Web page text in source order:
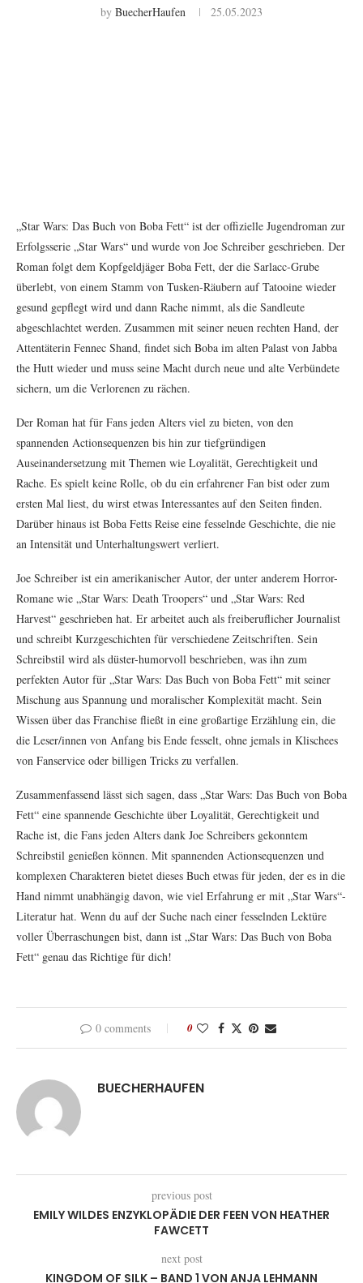
by BuecherHaufen 25.05.2023
„Star Wars: Das Buch von Boba Fett“ ist der offizielle Jugendroman zur
Erfolgsserie „Star Wars“ und wurde von Joe Schreiber geschrieben. Der
Roman folgt dem Kopfgeldjäger Boba Fett, der die Sarlacc-Grube
überlebt, von einem Stamm von Tusken-Räubern auf Tatooine wieder
gesund gepflegt wird und dann Rache nimmt, als die Sandleute
abgeschlachtet werden. Zusammen mit seiner neuen rechten Hand, der
Attentäterin Fennec Shand, findet sich Boba im alten Palast von Jabba
the Hutt wieder und muss seine Macht durch neue und alte Verbündete
sichern, um die Verlorenen zu rächen.
Der Roman hat für Fans jeden Alters viel zu bieten, von den
spannenden Actionsequenzen bis hin zur tiefgründigen
Auseinandersetzung mit Themen wie Loyalität, Gerechtigkeit und
Rache. Es spielt keine Rolle, ob du ein erfahrener Fan bist oder zum
ersten Mal liest, du wirst etwas Interessantes auf den Seiten finden.
Darüber hinaus ist Boba Fetts Reise eine fesselnde Geschichte, die nie
an Intensität und Unterhaltungswert verliert.
Joe Schreiber ist ein amerikanischer Autor, der unter anderem Horror-
Romane wie „Star Wars: Death Troopers“ und „Star Wars: Red
Harvest“ geschrieben hat. Er arbeitet auch als freiberuflicher Journalist
und schreibt Kurzgeschichten für verschiedene Zeitschriften. Sein
Schreibstil wird als düster-humorvoll beschrieben, was ihn zum
perfekten Autor für „Star Wars: Das Buch von Boba Fett“ mit seiner
Mischung aus Spannung und moralischer Komplexität macht. Sein
Wissen über das Franchise fließt in eine großartige Erzählung ein, die
die Leser/innen von Anfang bis Ende fesselt, ohne jemals in Klischees
von Fanservice oder billigen Tricks zu verfallen.
Zusammenfassend lässt sich sagen, dass „Star Wars: Das Buch von Boba
Fett“ eine spannende Geschichte über Loyalität, Gerechtigkeit und
Rache ist, die Fans jeden Alters dank Joe Schreibers gekonntem
Schreibstil genießen können. Mit spannenden Actionsequenzen und
komplexen Charakteren bietet dieses Buch etwas für jeden, der es in die
Hand nimmt unabhängig davon, wie viel Erfahrung er mit „Star Wars“-
Literatur hat. Wenn du auf der Suche nach einer fesselnden Lektüre
voller Überraschungen bist, dann ist „Star Wars: Das Buch von Boba
Fett“ genau das Richtige für dich!
0 comments 0
BUECHERHAUFEN
previous post
EMILY WILDES ENZYKLOPÄDIE DER FEEN VON HEATHER
FAWCETT
next post
KINGDOM OF SILK – BAND 1 VON ANJA LEHMANN